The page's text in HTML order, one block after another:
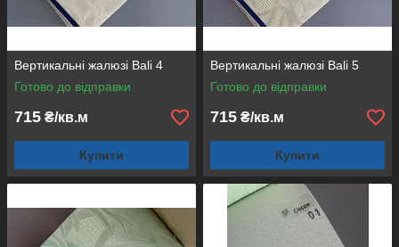
Вертикальні жалюзі Bali 4
Готово до відправки
715 ₴/кв.м
Купити
Вертикальні жалюзі Bali 5
Готово до відправки
715 ₴/кв.м
Купити